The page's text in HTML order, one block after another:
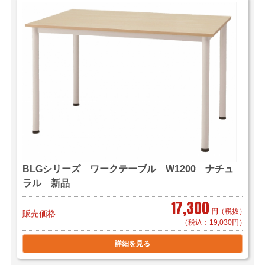
＜家財おまかせ便＞
サイズ：Ｄランク(300cmまで)
家財おまかせ便料金はこちら
1台 ￥2,200～（自社便・搬入設置/1階又
はEV有り）
＊区により異なります。
■東京23区 1台 ￥5,500～（自社便・軒先渡し＊要お
1台 ￥8,800～（自社便・搬入設置/1階又
はEV有り）
＊複数商品の同時配送も可能です。
BLGシリーズ ワークテーブル W1200 ナチュ
ラル 新品
販売価格 17,300 円 （税抜）
（税込：19,030円）
詳細を見る